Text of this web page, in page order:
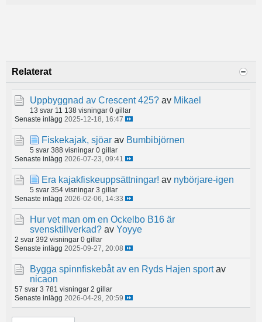
Relaterat
Uppbyggnad av Crescent 425? av Mikael
13 svar 11 138 visningar 0 gillar
Senaste inlägg 2025-12-18, 16:47
Fiskekajak, sjöar av Bumbibjörnen
5 svar 388 visningar 0 gillar
Senaste inlägg 2026-07-23, 09:41
Era kajakfiskeuppsättningar! av nybörjare-igen
5 svar 354 visningar 3 gillar
Senaste inlägg 2026-02-06, 14:33
Hur vet man om en Ockelbo B16 är
svensktillverkad? av Yoyye
2 svar 392 visningar 0 gillar
Senaste inlägg 2025-09-27, 20:08
Bygga spinnfiskebåt av en Ryds Hajen sport av
nicaon
57 svar 3 781 visningar 2 gillar
Senaste inlägg 2026-04-29, 20:59